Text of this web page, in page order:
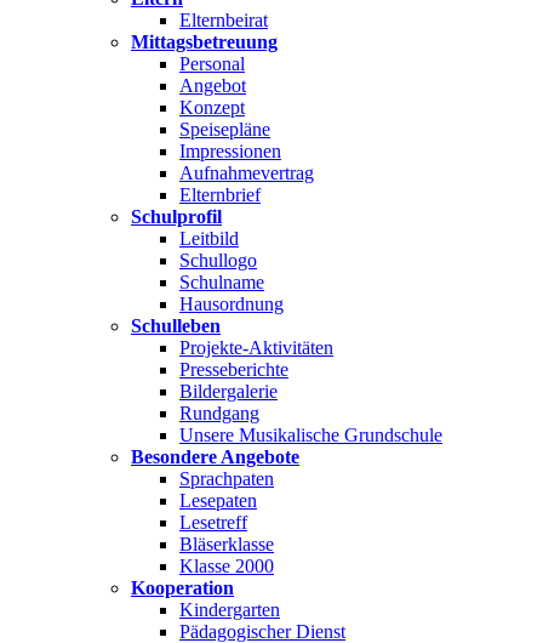
Elternbeirat
Mittagsbetreuung
Personal
Angebot
Konzept
Speisepläne
Impressionen
Aufnahmevertrag
Elternbrief
Schulprofil
Leitbild
Schullogo
Schulname
Hausordnung
Schulleben
Projekte-Aktivitäten
Presseberichte
Bildergalerie
Rundgang
Unsere Musikalische Grundschule
Besondere Angebote
Sprachpaten
Lesepaten
Lesetreff
Bläserklasse
Klasse 2000
Kooperation
Kindergarten
Pädagogischer Dienst